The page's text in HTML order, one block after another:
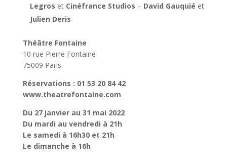
Legros et Cinéfrance Studios – David Gauquié et
Julien Deris
Théâtre Fontaine
10 rue Pierre Fontaine
75009 Paris
Réservations : 01 53 20 84 42
www.theatrefontaine.com
Du 27 janvier au 31 mai 2022
Du mardi au vendredi à 21h
Le samedi à 16h30 et 21h
Le dimanche à 16h